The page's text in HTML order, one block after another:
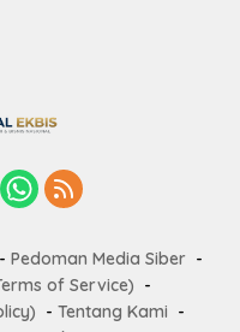
Pedoman Media Siber
of Service)
Tentang Kami